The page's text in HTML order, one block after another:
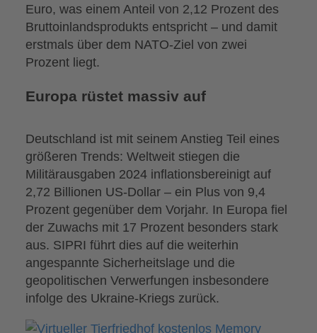
Euro, was einem Anteil von 2,12 Prozent des
Bruttoinlandsprodukts entspricht – und damit
erstmals über dem NATO-Ziel von zwei
Prozent liegt.
Europa rüstet massiv auf
Deutschland ist mit seinem Anstieg Teil eines
größeren Trends: Weltweit stiegen die
Militärausgaben 2024 inflationsbereinigt auf
2,72 Billionen US-Dollar – ein Plus von 9,4
Prozent gegenüber dem Vorjahr. In Europa fiel
der Zuwachs mit 17 Prozent besonders stark
aus. SIPRI führt dies auf die weiterhin
angespannte Sicherheitslage und die
geopolitischen Verwerfungen insbesondere
infolge des Ukraine-Kriegs zurück.